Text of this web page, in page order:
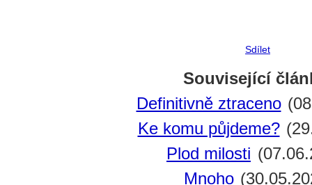
Sdílet
Související
Definitivně ztraceno
Ke komu půjdeme?
Plod milosti
Mnoho